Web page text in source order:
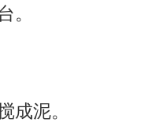
泥。